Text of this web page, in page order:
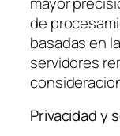
de
basadas en
servidores
Privacidad y